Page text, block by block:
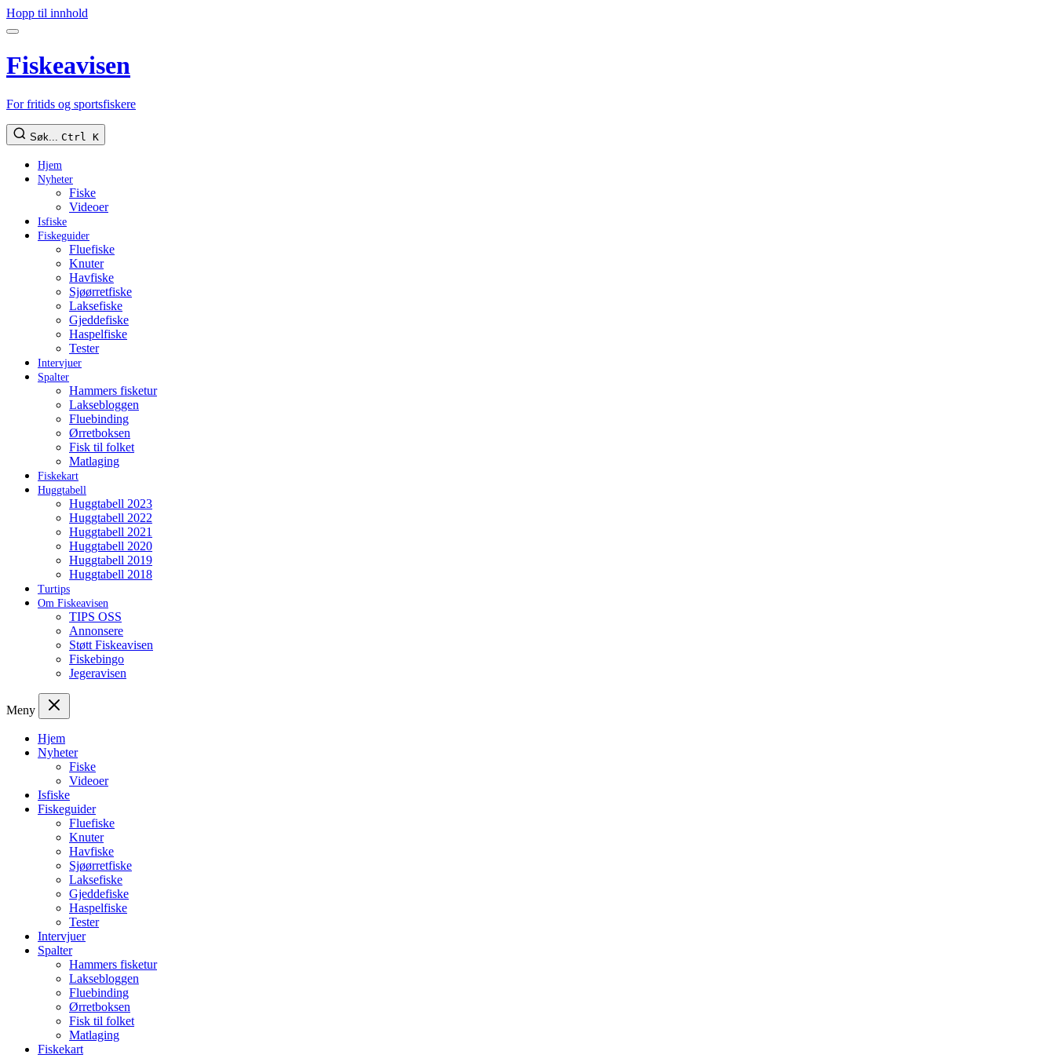
Hopp til innhold
Fiskeavisen
For fritids og sportsfiskere
Søk... Ctrl K
Hjem
Nyheter
Fiske
Videoer
Isfiske
Fiskeguider
Fluefiske
Knuter
Havfiske
Sjøørretfiske
Laksefiske
Gjeddefiske
Haspelfiske
Tester
Intervjuer
Spalter
Hammers fisketur
Laksebloggen
Fluebinding
Ørretboksen
Fisk til folket
Matlaging
Fiskekart
Huggtabell
Huggtabell 2023
Huggtabell 2022
Huggtabell 2021
Huggtabell 2020
Huggtabell 2019
Huggtabell 2018
Turtips
Om Fiskeavisen
TIPS OSS
Annonsere
Støtt Fiskeavisen
Fiskebingo
Jegeravisen
Meny
Hjem
Nyheter
Fiske
Videoer
Isfiske
Fiskeguider
Fluefiske
Knuter
Havfiske
Sjøørretfiske
Laksefiske
Gjeddefiske
Haspelfiske
Tester
Intervjuer
Spalter
Hammers fisketur
Laksebloggen
Fluebinding
Ørretboksen
Fisk til folket
Matlaging
Fiskekart